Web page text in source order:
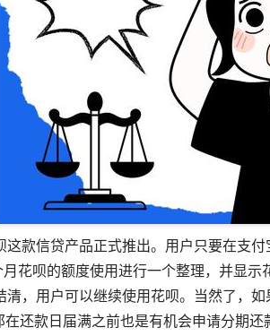
款信贷产品正式推出。用户只要在支
花呗的额度使用进行一个整理，并显
清，用户可以继续使用花呗。当然了，
还款日届满之前也是有机会申请分期